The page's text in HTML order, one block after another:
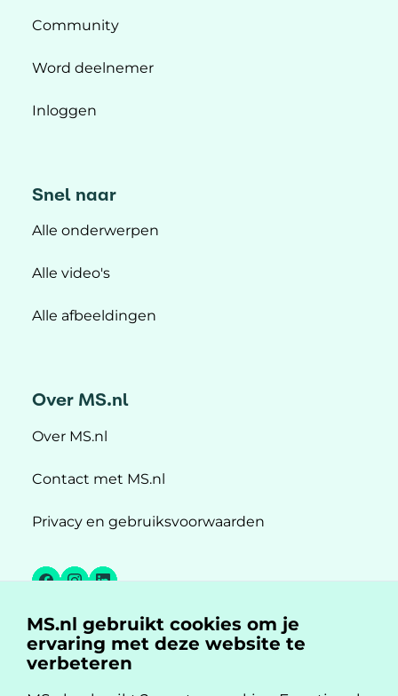
Community
Word deelnemer
Inloggen
Snel naar
Alle onderwerpen
Alle video's
Alle afbeeldingen
Over MS.nl
Over MS.nl
Contact met MS.nl
Privacy en gebruiksvoorwaarden
Facebook
Instagram
LinkedIn
MS.nl is een initiatief van:
MS.nl gebruikt cookies om je
ervaring met deze website te
verbeteren